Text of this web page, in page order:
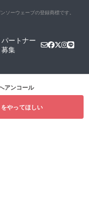
ソーウェーブの登録商標です。
パートナー
募集
アンコール
やってほしい